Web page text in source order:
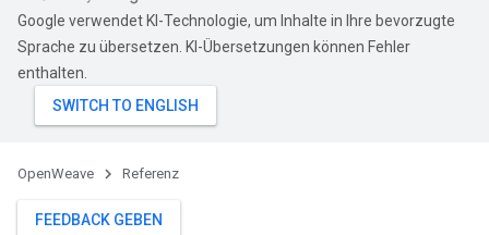
Google verwendet KI-Technologie, um Inhalte in Ihre bevorzugte
Sprache zu übersetzen. KI-Übersetzungen können Fehler
enthalten.
OpenWeave Referenz
FEEDBACK GEBEN